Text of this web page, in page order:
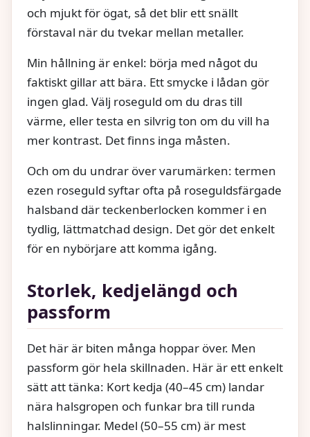
och mjukt för ögat, så det blir ett snällt
förstaval när du tvekar mellan metaller.
Min hållning är enkel: börja med något du
faktiskt gillar att bära. Ett smycke i lådan gör
ingen glad. Välj roseguld om du dras till
värme, eller testa en silvrig ton om du vill ha
mer kontrast. Det finns inga måsten.
Och om du undrar över varumärken: termen
ezen roseguld syftar ofta på roseguldsfärgade
halsband där teckenberlocken kommer i en
tydlig, lättmatchad design. Det gör det enkelt
för en nybörjare att komma igång.
Storlek, kedjelängd och
passform
Det här är biten många hoppar över. Men
passform gör hela skillnaden. Här är ett enkelt
sätt att tänka: Kort kedja (40–45 cm) landar
nära halsgropen och funkar bra till runda
halslinningar. Medel (50–55 cm) är mest